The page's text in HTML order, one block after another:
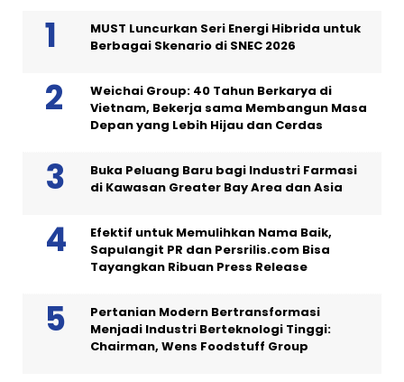
MUST Luncurkan Seri Energi Hibrida untuk
Berbagai Skenario di SNEC 2026
Weichai Group: 40 Tahun Berkarya di
Vietnam, Bekerja sama Membangun Masa
Depan yang Lebih Hijau dan Cerdas
Buka Peluang Baru bagi Industri Farmasi
di Kawasan Greater Bay Area dan Asia
Efektif untuk Memulihkan Nama Baik,
Sapulangit PR dan Persrilis.com Bisa
Tayangkan Ribuan Press Release
Pertanian Modern Bertransformasi
Menjadi Industri Berteknologi Tinggi:
Chairman, Wens Foodstuff Group